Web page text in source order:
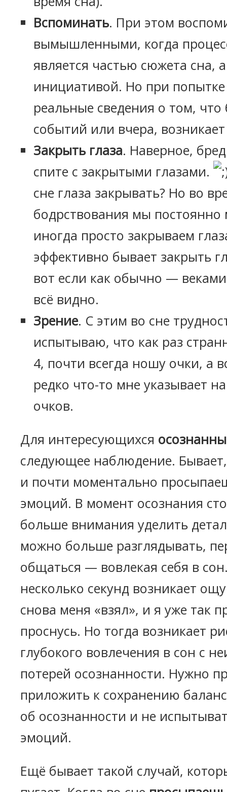
Вспоминать. При этом
вымышленными, когда
является частью сюжета сна,
инициативой. Но при
реальные сведения о том,
событий или вчера,
Закрыть глаза. Наверное,
спите с закрытыми глазами.
сне глаза закрывать? Но во
бодрствования мы постоянно
иногда просто закрываем
эффективно бывает закрыть
вот если как обычно —
всё видно.
Зрение. С этим во сне
испытываю, что как раз
4, почти всегда ношу очки, а
редко что-то мне указывает
очков.
Для интересующихся
следующее наблюдение.
и почти моментально
эмоций. В момент осознания
больше внимания уделить
можно больше разглядывать,
общаться — вовлекая себя в
несколько секунд возникает
снова меня «взял», и я уже так
проснусь. Но тогда возникает
глубокого вовлечения в сон с
потерей осознанности. Нужно
приложить к сохранению
об осознанности и не
эмоций.
Ещё бывает такой случай,